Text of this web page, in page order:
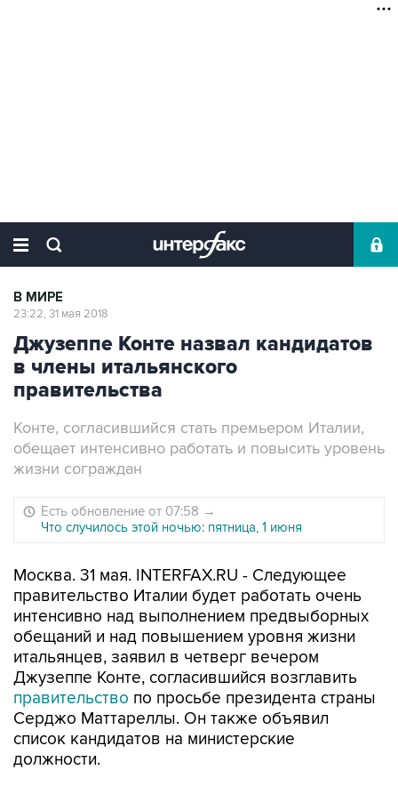
В МИРЕ
23:22, 31 мая 2018
Джузеппе Конте назвал кандидатов
в члены итальянского
правительства
Конте, согласившийся стать премьером Италии,
обещает интенсивно работать и повысить уровень
жизни сограждан
Есть обновление от 07:58 →
Что случилось этой ночью: пятница, 1 июня
Москва. 31 мая. INTERFAX.RU - Следующее
правительство Италии будет работать очень
интенсивно над выполнением предвыборных
обещаний и над повышением уровня жизни
итальянцев, заявил в четверг вечером
Джузеппе Конте, согласившийся возглавить
правительство по просьбе президента страны
Серджо Маттареллы. Он также объявил
список кандидатов на министерские
должности.